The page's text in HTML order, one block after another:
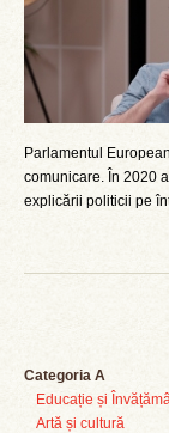
Categoria A
Educație și
Artă și cultură
Parlamentul
comunicare. În 2020
explicării politicii pe